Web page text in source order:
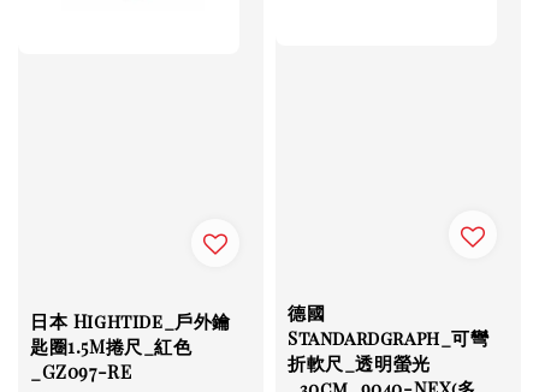
日本 Hightide_戶外鑰
匙圈1.5M捲尺_紅色
_GZ097-RE
德國
Standardgraph_可彎
折軟尺_透明螢光